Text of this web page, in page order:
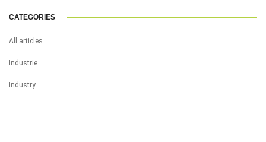
CATEGORIES
All articles
Industrie
Industry